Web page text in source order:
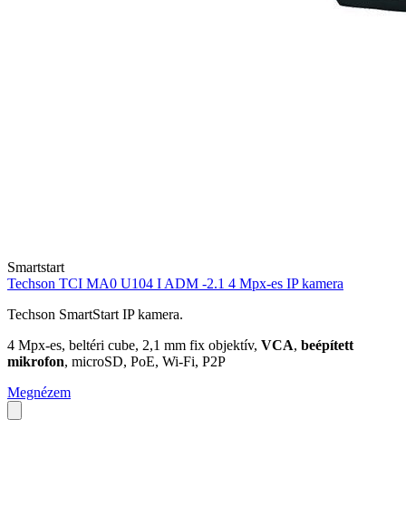
Smartstart
Techson TCI MA0 U104 I ADM -2.1 4 Mpx-es IP kamera
Techson SmartStart IP kamera.
4 Mpx-es, beltéri cube, 2,1 mm fix objektív, VCA, beépített
mikrofon, microSD, PoE, Wi-Fi, P2P
Megnézem